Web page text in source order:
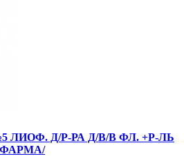
ЛИОФ. Д/Р-РА Д/В/В ФЛ. +Р-ЛЬ